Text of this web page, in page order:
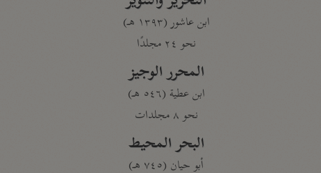
ابن عاشور (١٣٩٣ هـ)
نحو ٢٤ مجلدًا
المحرر الوجيز
ابن عطية (٥٤٦ هـ)
نحو ٨ مجلدات
البحر المحيط
أبو حيان (٧٤٥ هـ)